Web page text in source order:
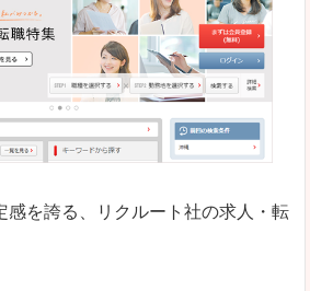
掲載数が少ないです。
掲載情報の文字が小さめで、少し見づらい
エンジニア職への転職をお考えの方は、こ
感を誇る、リクルート社の求人・転